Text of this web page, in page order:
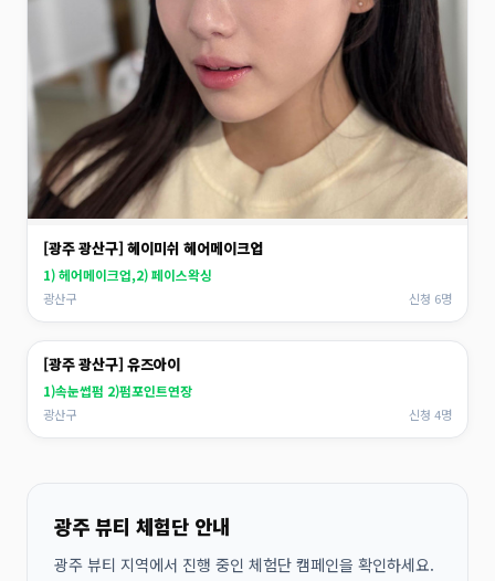
[광주 광산구] 헤이미쉬 헤어메이크업
1) 헤어메이크업,2) 페이스왁싱
광산구 신청 6명
[광주 광산구] 유즈아이
1)속눈썹펌 2)펌포인트연장
광산구 신청 4명
광주 뷰티 체험단 안내
광주 뷰티 지역에서 진행 중인 체험단 캠페인을 확인하세요.